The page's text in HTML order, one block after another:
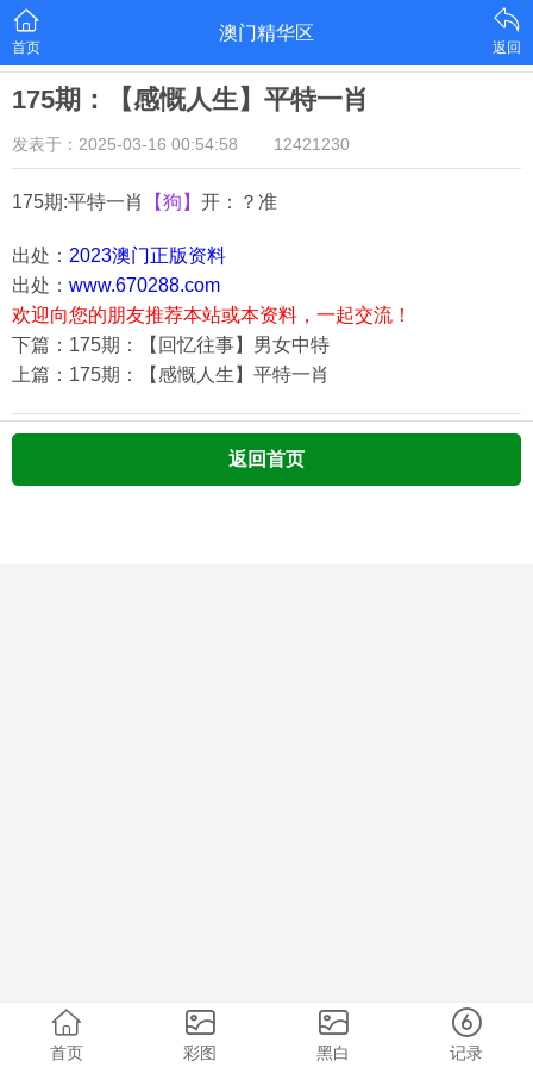
首页
澳门精华区
返回
175期：【感慨人生】平特一肖
发表于：2025-03-16 00:54:58 12421230
175期:平特一肖 【狗】 开：？准
出处： 2023澳门正版资料
出处： www.670288.com
欢迎向您的朋友推荐本站或本资料，一起交流！
下篇：175期：【回忆往事】男女中特
上篇：175期：【感慨人生】平特一肖
返回首页
首页 彩图 黑白 记录